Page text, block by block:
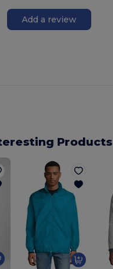
Add a review
Products